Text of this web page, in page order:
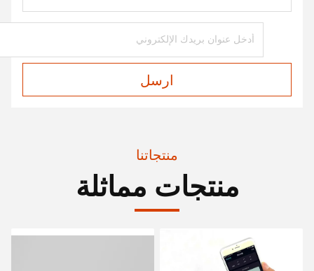
ارسل
منتجاتنا
منتجات مماثلة